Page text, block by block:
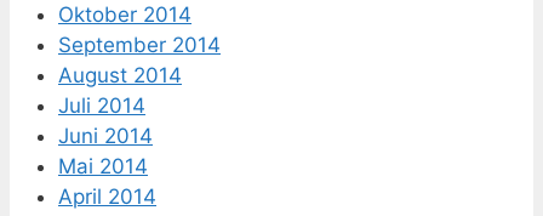
Oktober 2014
September 2014
August 2014
Juli 2014
Juni 2014
Mai 2014
April 2014